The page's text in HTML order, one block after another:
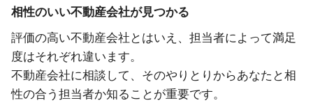
相性のいい不動産会社が見つかる
評価の高い不動産会社とはいえ、担当者によって満足
度はそれぞれ違います。
不動産会社に相談して、そのやりとりからあなたと相
性の合う担当者か知ることが重要です。